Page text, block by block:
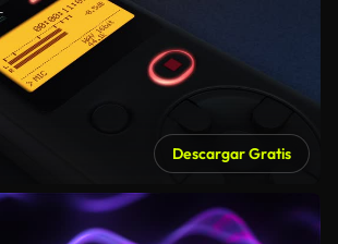
Descargar Gratis